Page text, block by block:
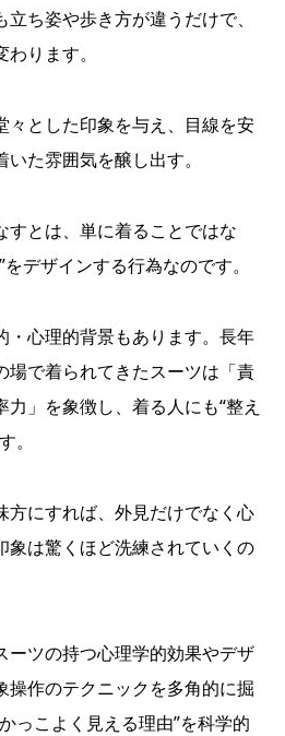
ち姿や歩き方が違うだけで、
ります。
々とした印象を与え、目線を安
た雰囲気を醸し出す。
すとは、単に着ることではな
デザインする行為なのです。
・心理的背景もあります。長年
場で着られてきたスーツは「責
」を象徴し、着る人にも“整え
。
方にすれば、外見だけでなく心
象は驚くほど洗練されていくの
ーツの持つ心理学的効果やデザ
操作のテクニックを多角的に掘
っこよく見える理由”を科学的